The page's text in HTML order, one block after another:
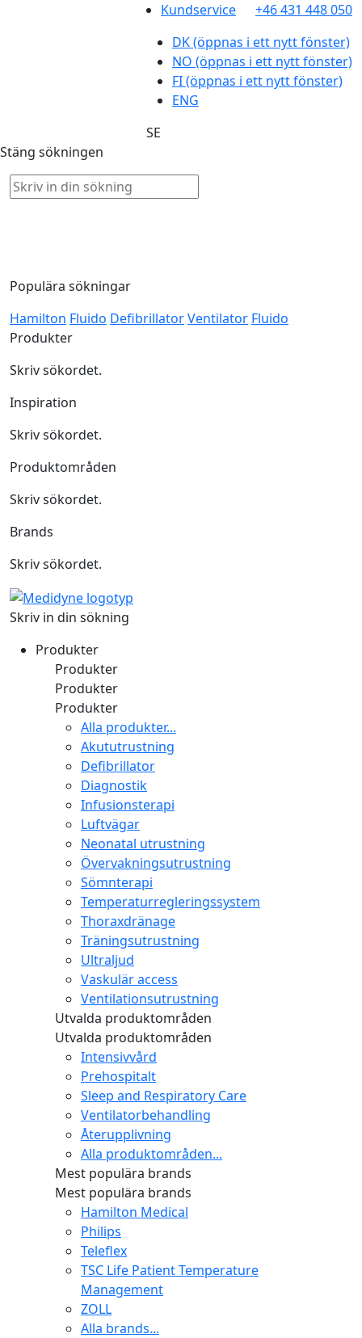
Kundservice
+46 431 448 050
DK(öppnas i ett nytt fönster)
NO (öppnas i ett nytt fönster)
FI(öppnas i ett nytt fönster)
ENG
SE
Stäng sökningen
Populära sökningar
Hamilton Fluido DefibrillatorVentilator Fluido
Produkter
Skriv sökordet.
Inspiration
Skriv sökordet.
Produktområden
Skriv sökordet.
Brands
Skriv sökordet.
Skriv in din sökning
Produkter
Produkter
Produkter
Produkter
Alla produkter...
Akututrustning
Defibrillator
Diagnostik
Infusionsterapi
Luftvägar
Neonatal utrustning
Övervakningsutrustning
Sömnterapi
Temperaturregleringssystem
Thoraxdränage
Träningsutrustning
Ultraljud
Vaskulär access
Ventilationsutrustning
Utvalda produktområden
Utvalda produktområden
Intensivvård
Prehospitalt
Sleep and Respiratory Care
Ventilatorbehandling
Återupplivning
Alla produktområden...
Mest populära brands
Mest populära brands
Hamilton Medical
Philips
Teleflex
TSC Life Patient Temperature
Management
ZOLL
Alla brands...